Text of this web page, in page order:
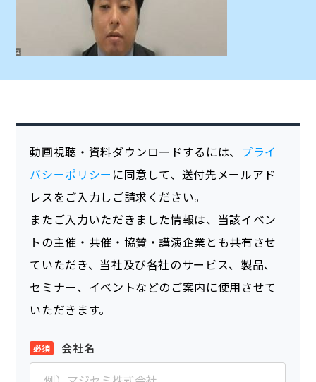
動画視聴・資料ダウンロードするには、 プライ
バシーポリシー に同意して、送付先メールアド
レスをご入力しご請求ください。
またご入力いただきました情報は、当該イベン
トの主催・共催・協賛・講演企業とも共有させ
ていただき、当社及び各社のサービス、製品、
セミナー、イベントなどのご案内に使用させて
いただきます。
会社名